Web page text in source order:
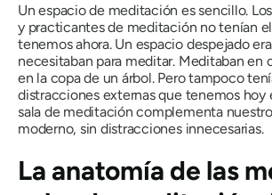
Un espacio de meditación es sencillo.
y practicantes de meditación no tenían
tenemos ahora. Un espacio despejado
necesitaban para meditar. Meditaban en
en la copa de un árbol. Pero tampoco
distracciones externas que tenemos hoy
sala de meditación complementa
moderno, sin distracciones innecesarias.
La anatomía de las